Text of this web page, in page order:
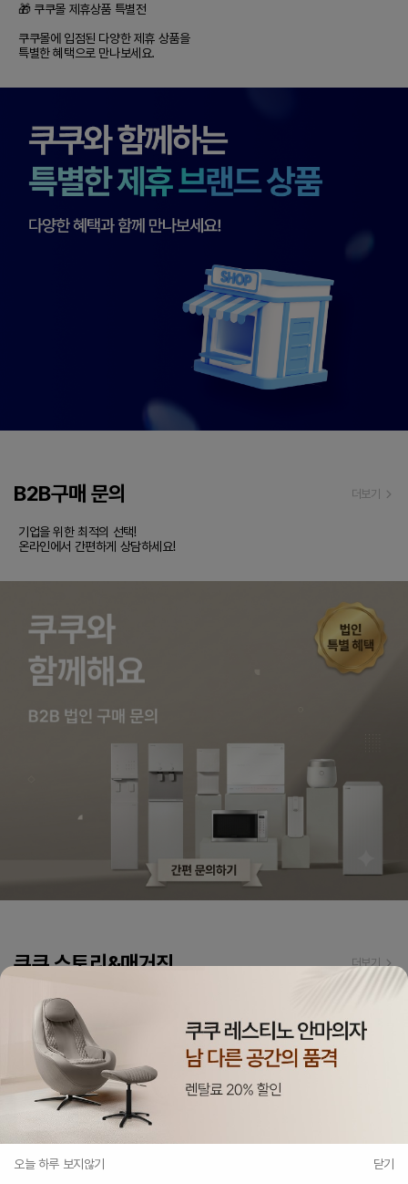
오늘 하루 보지않기 닫기
🎁 쿠쿠몰 제휴상품 특별전
쿠쿠몰에 입점된 다양한 제휴 상품을
특별한 혜택으로 만나보세요.
B2B구매 문의 더보기
기업을 위한 최적의 선택!
온라인에서 간편하게 상담하세요!
쿠쿠 스토리&매거진 더보기
세상에 없던 조용한 밥솥 쿠쿠 마스터셰프
사일런스 디자인스토리
디자인에 기술력을 더하다. 리네이쳐
제트스타일러 스토리
전체메뉴 렌탈상담신청